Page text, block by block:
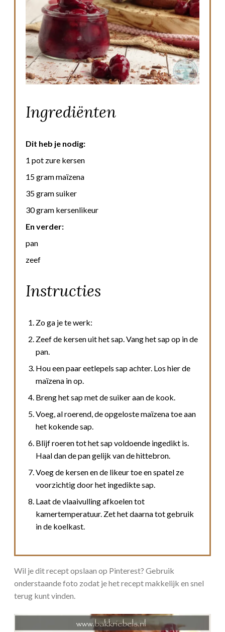
Ingrediënten
Dit heb je nodig:
1 pot zure kersen
15 gram maïzena
35 gram suiker
30 gram kersenlikeur
En verder:
pan
zeef
Instructies
Zo ga je te werk:
Zeef de kersen uit het sap. Vang het sap op in de
pan.
Hou een paar eetlepels sap achter. Los hier de
maïzena in op.
Breng het sap met de suiker aan de kook.
Voeg, al roerend, de opgeloste maïzena toe aan
het kokende sap.
Blijf roeren tot het sap voldoende ingedikt is.
Haal dan de pan gelijk van de hittebron.
Voeg de kersen en de likeur toe en spatel ze
voorzichtig door het ingedikte sap.
Laat de vlaaivulling afkoelen tot
kamertemperatuur. Zet het daarna tot gebruik
in de koelkast.
Wil je dit recept opslaan op Pinterest? Gebruik
onderstaande foto zodat je het recept makkelijk en snel
terug kunt vinden.